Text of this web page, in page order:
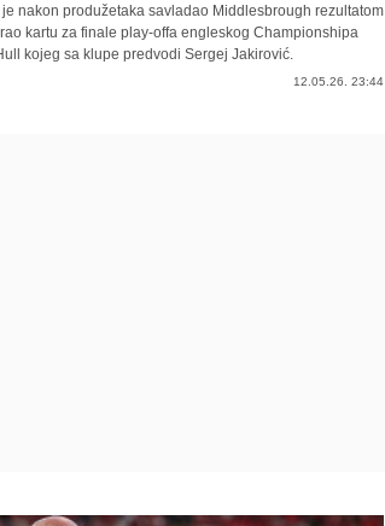
nakon produžetaka savladao Middlesbrough rezultatom
kartu za finale play-offa engleskog Championshipa
kojeg sa klupe predvodi Sergej Jakirović.
12.05.26. 23:44